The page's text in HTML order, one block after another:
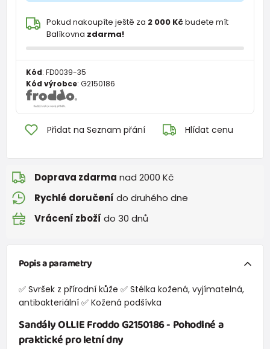
Pokud nakoupíte ještě za 2 000 Kčbudete mít
Balíkovna zdarma!
Kód: FD0039-35
Kód výrobce: G2150186
Přidat na Seznam přání Hlídat cenu
Doprava zdarma nad 2000 Kč
Rychlé doručení do druhého dne
Vrácení zboží do 30 dnů
Popis a parametry
✅ Svršek z přírodní kůže ✅ Stélka kožená, vyjímatelná,
antibakteriální ✅ Kožená podšívka
Sandály OLLIE Froddo G2150186 - Pohodlné a
praktické pro letní dny